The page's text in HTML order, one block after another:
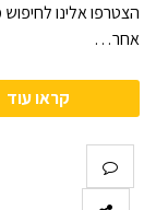
הצטרפו אלינו
אחר…
קראו עוד